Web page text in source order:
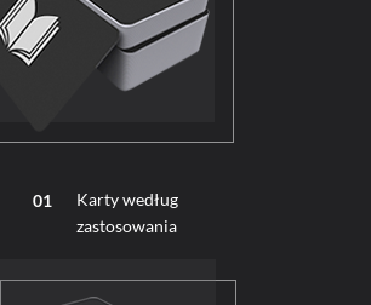
01
Karty według
zastosowania